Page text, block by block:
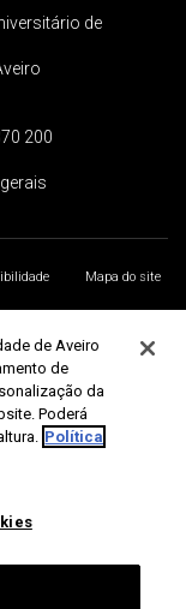
de
200
Mapa do site
de Aveiro
de
da
Poderá
Política